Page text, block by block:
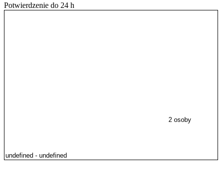
Potwierdzenie do 24 h
2 osoby